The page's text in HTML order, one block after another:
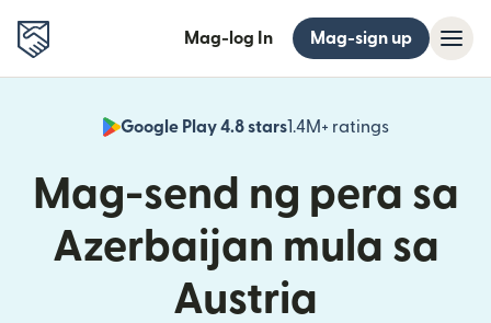
Mag-log In Mag-sign up
Google Play 4.8 stars1.4M+ ratings
(bubukas
Mag-send ng pera sa
Azerbaijan mula sa
Austria